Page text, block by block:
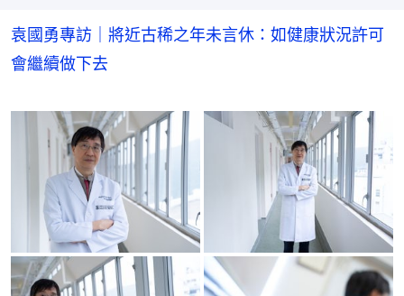
袁國勇專訪｜將近古稀之年未言休：如健康狀況許可
會繼續做下去